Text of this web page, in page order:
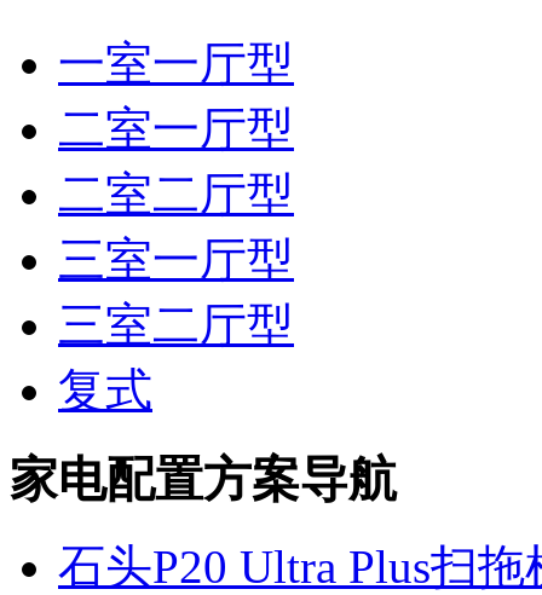
一室一厅型
二室一厅型
二室二厅型
三室一厅型
三室二厅型
复式
家电配置方案导航
石头P20 Ultra Plus扫拖